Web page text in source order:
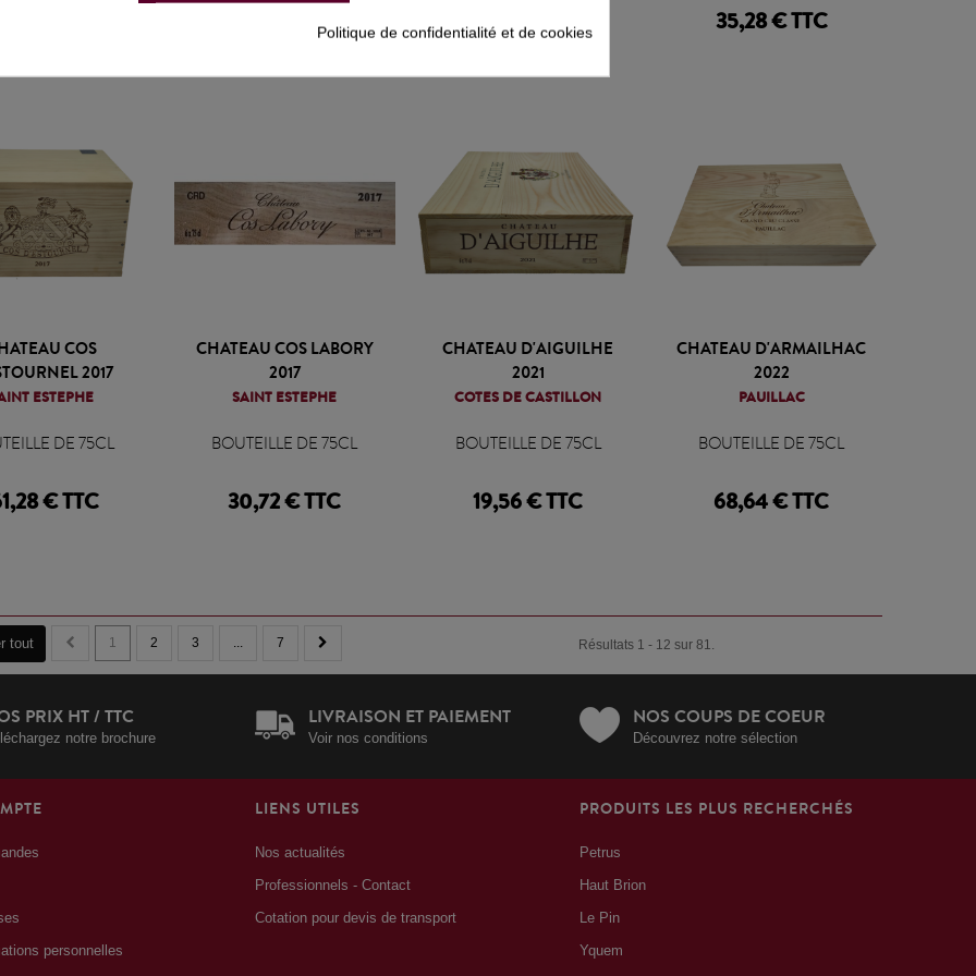
89,04 € TTC 31,32 € TTC 35,28 € TTC
COS
2017
ESTEPHE
DE 75CL
€ TTC
CHATEAU COS LABORY
2017
SAINT ESTEPHE
BOUTEILLE DE 75CL
30,72 € TTC
CHATEAU D'AIGUILHE
2021
COTES DE CASTILLON
BOUTEILLE DE 75CL
19,56 € TTC
CHATEAU D'ARMAILHAC
2022
PAUILLAC
BOUTEILLE DE 75CL
68,64 € TTC
tout 1 2 3 7 Résultats 1 - 12 sur 81.
PRIX HT / TTC
notre brochure
LIVRAISON ET PAIEMENT
Voir nos conditions
NOS COUPS DE COEUR
Découvrez notre sélection
personnelles
LIENS UTILES
Nos actualités
Professionnels - Contact
Cotation pour devis de transport
PRODUITS LES PLUS RECHERCHÉS
Petrus
Haut Brion
Le Pin
Yquem
Politique de confidentialité et de cookies